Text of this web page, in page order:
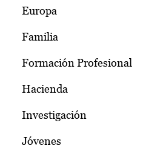
Europa
Familia
Formación Profesional
Hacienda
Investigación
Jóvenes